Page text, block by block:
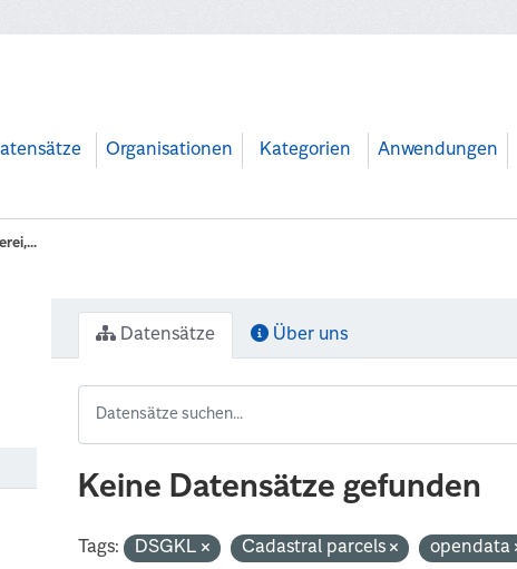
Organisationen Kategorien Anwendungen
Datensätze Über uns
Keine Datensätze gefunden
Tags: DSGKL Cadastral parcels opendata